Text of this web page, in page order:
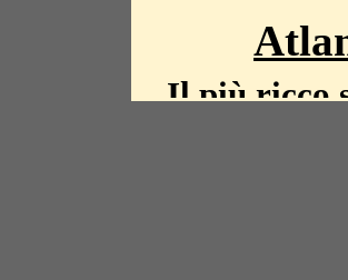
Il più ricco